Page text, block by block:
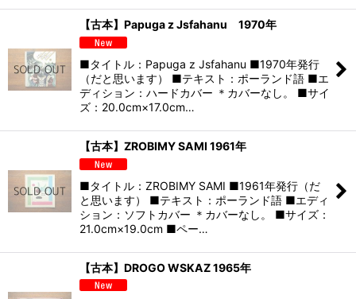
【古本】Papuga z Jsfahanu 1970年
■タイトル：Papuga z Jsfahanu ■1970年発行
（だと思います） ■テキスト：ポーランド語 ■エ
ディション：ハードカバー ＊カバーなし。 ■サイ
ズ：20.0cm×17.0cm…
【古本】ZROBIMY SAMI 1961年
■タイトル：ZROBIMY SAMI ■1961年発行（だ
と思います） ■テキスト：ポーランド語 ■エディ
ション：ソフトカバー ＊カバーなし。 ■サイズ：
21.0cm×19.0cm ■ペー…
【古本】DROGO WSKAZ 1965年